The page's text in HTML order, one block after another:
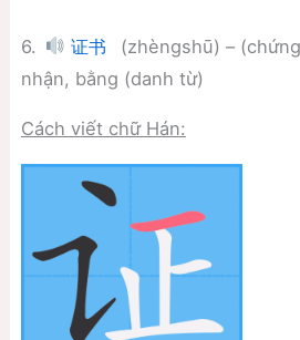
6. 证书
(zhèngshū) –
nhận, bằng (danh từ)
Cách viết chữ Hán: